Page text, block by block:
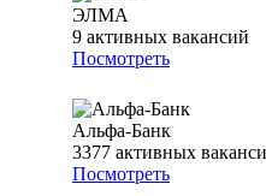
ЭЛМА
9 активных вакансий
Посмотреть
Альфа-Банк
3377 активных
Посмотреть